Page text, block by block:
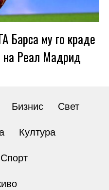
му го краде
на Реал Мадрид
Бизнис Свет
Култура
Спорт